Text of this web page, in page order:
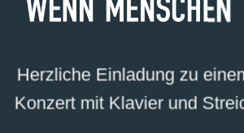
Herzliche Einladung zu
Konzert mit Klavier und